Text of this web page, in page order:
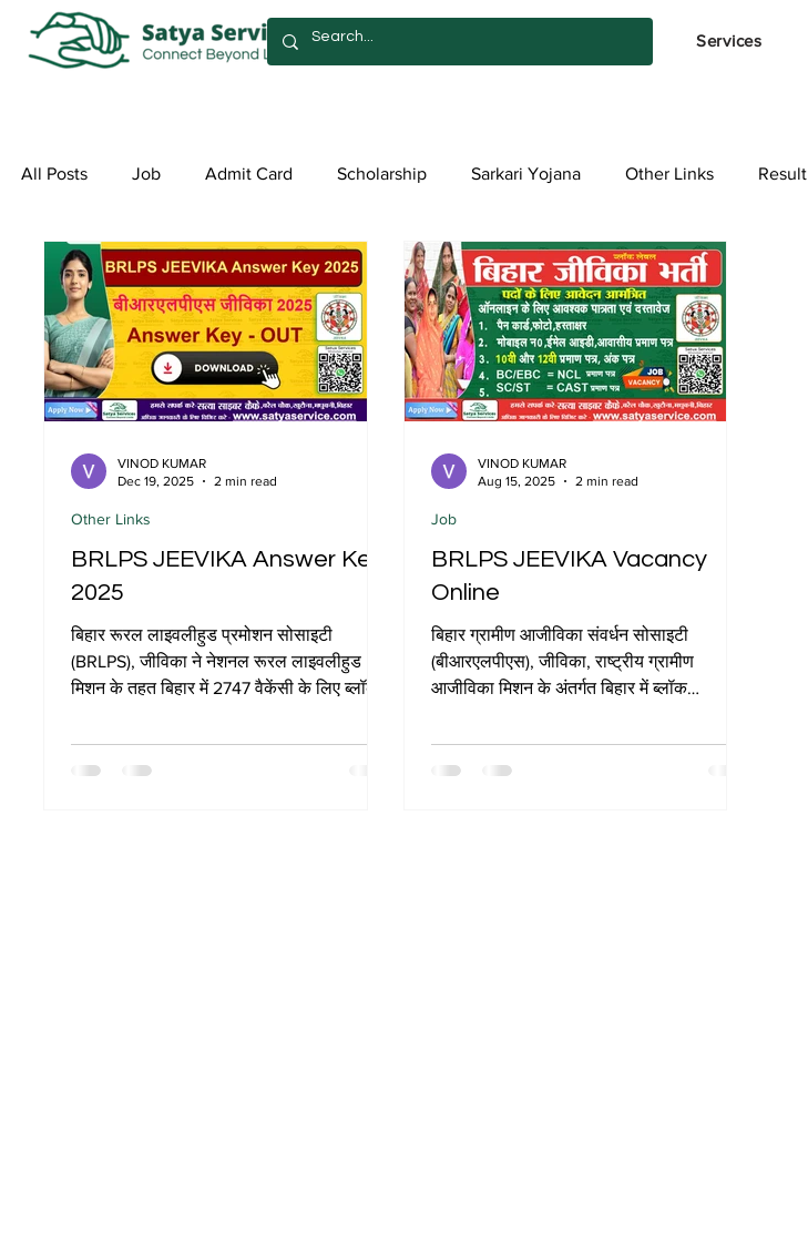
Services
All Posts Job Admit Card Scholarship Sarkari Yojana Other Links Result
Exam Form Allotment List Offer स्पेशल ऑफर
BRLPS JEEVIKA Answer Key
2025
बिहार रूरल लाइवलीहुड प्रमोशन सोसाइटी
(BRLPS), जीविका ने नेशनल रूरल लाइवलीहुड
मिशन के तहत बिहार में 2747 वैकेंसी के लिए ब्लॉक
एरिया कोऑर्डिनेटर, अकाउंटेंट, ऑफिस असिस्टेंट,
कम्युनिटी कोऑर्डिनेटर और ब्लॉक IT एग्जीक्यूटिव के
Other Links
VINOD KUMAR
Dec 19, 2025
2 min read
BRLPS JEEVIKA Vacancy
Online
बिहार ग्रामीण आजीविका संवर्धन सोसाइटी
(बीआरएलपीएस), जीविका, राष्ट्रीय ग्रामीण
आजीविका मिशन के अंतर्गत बिहार में ब्लॉक
Job
VINOD KUMAR
Aug 15, 2025
2 min read